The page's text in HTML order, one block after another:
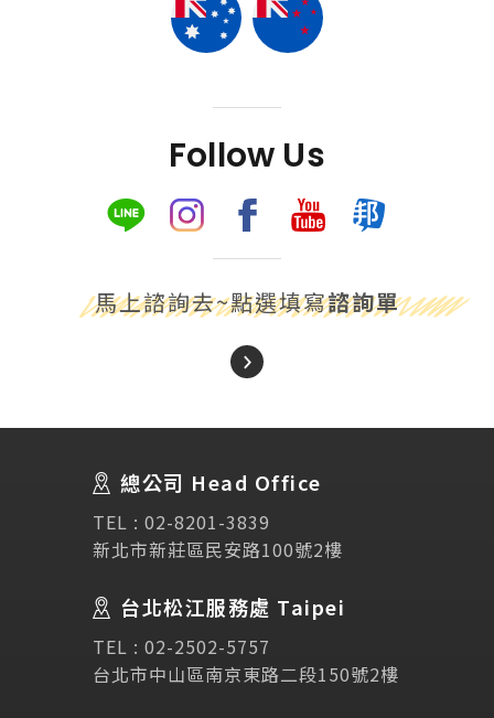
About Us 關於我們
講座活動
Testimonial 學生推薦
Links 相關連結
Follow Us
馬上諮詢去~點選填寫諮詢單
總公司 Head Office
TEL : 02-8201-3839
新北市新莊區民安路100號2樓
台北松江服務處 Taipei
TEL : 02-2502-5757
台北市中山區南京東路二段150號2樓